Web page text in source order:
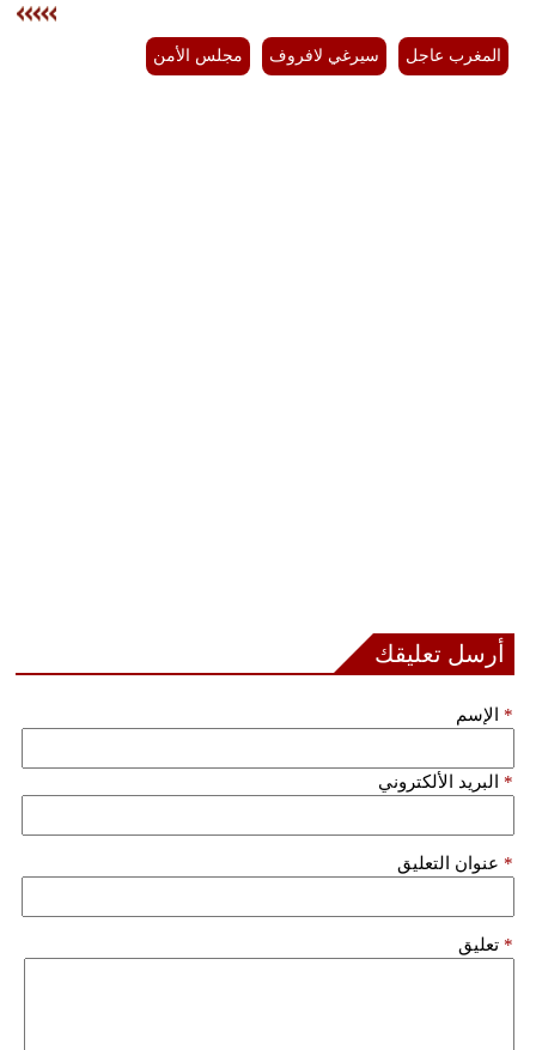
وتكنولوجيا
المغرب عاجل سيرغي لافروف مجلس الأمن
أرسل تعليقك
الإسم *
البريد الألكتروني *
عنوان التعليق *
تعليق *